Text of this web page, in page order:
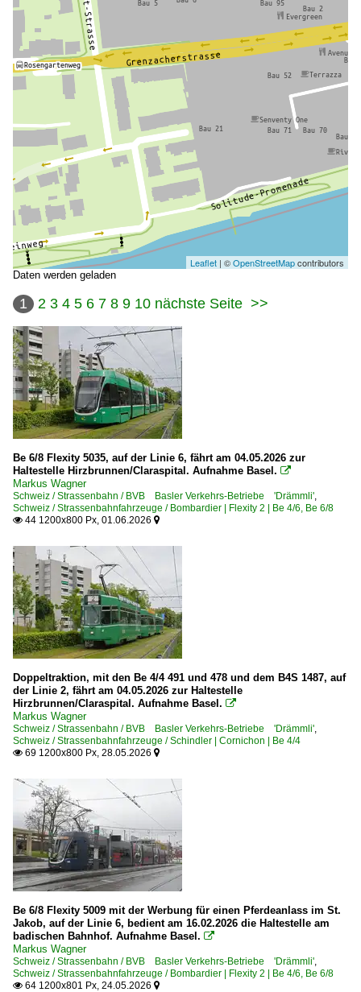
Leaflet | ©OpenStreetMapcontributors
Daten werden geladen
1 2 3 4 5 6 7 8 9 10 nächste Seite >>
Be 6/8 Flexity 5035, auf der Linie 6, fährt am 04.05.2026 zur
Haltestelle Hirzbrunnen/Claraspital. Aufnahme Basel. 
Markus Wagner
Schweiz / Strassenbahn / BVB Basler Verkehrs-Betriebe 'Drämmli'
Schweiz / Strassenbahnfahrzeuge / Bombardier | Flexity 2 | Be 4/6, Be 6/8
 44 1200x800 Px, 01.06.2026 
Doppeltraktion, mit den Be 4/4 491 und 478 und dem B4S 1487, auf
der Linie 2, fährt am 04.05.2026 zur Haltestelle
Hirzbrunnen/Claraspital. Aufnahme Basel. 
Markus Wagner
Schweiz / Strassenbahn / BVB Basler Verkehrs-Betriebe 'Drämmli'
Schweiz / Strassenbahnfahrzeuge / Schindler | Cornichon | Be 4/4
 69 1200x800 Px, 28.05.2026 
Be 6/8 Flexity 5009 mit der Werbung für einen Pferdeanlass im St.
Jakob, auf der Linie 6, bedient am 16.02.2026 die Haltestelle am
badischen Bahnhof. Aufnahme Basel. 
Markus Wagner
Schweiz / Strassenbahn / BVB Basler Verkehrs-Betriebe 'Drämmli'
Schweiz / Strassenbahnfahrzeuge / Bombardier | Flexity 2 | Be 4/6, Be 6/8
 64 1200x801 Px, 24.05.2026 